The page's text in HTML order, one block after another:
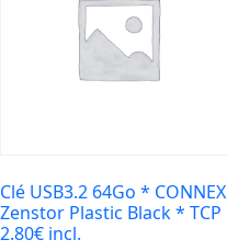
Clé USB3.2 64Go * CONNEX
Zenstor Plastic Black * TCP
2.80€ incl.